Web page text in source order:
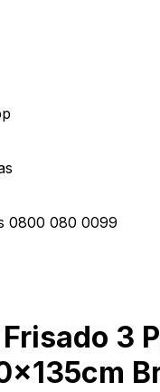
0800 080 0099
3